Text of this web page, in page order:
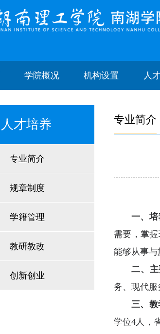
学院概况 机构设置 人
人才培养
专业简介
规章制度
学籍管理
教研教改
创新创业
专业简介
一、培
需要，掌
能够从事与
二、
务、现代服
三、
学位4人，